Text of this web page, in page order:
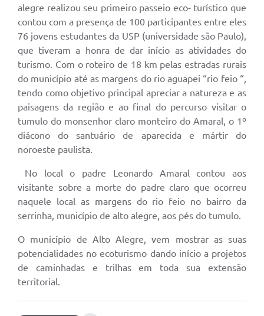
alegre realizou seu primeiro passeio eco- turístico que
contou com a presença de 100 participantes entre eles
76 jovens estudantes da USP (universidade são Paulo),
que tiveram a honra de dar início as atividades do
turismo. Com o roteiro de 18 km pelas estradas rurais
do município até as margens do rio aguapei “rio feio “,
tendo como objetivo principal apreciar a natureza e as
paisagens da região e ao final do percurso visitar o
tumulo do monsenhor claro monteiro do Amaral, o 1º
diácono do santuário de aparecida e mártir do
noroeste paulista.
No local o padre Leonardo Amaral contou aos
visitante sobre a morte do padre claro que ocorreu
naquele local as margens do rio feio no bairro da
serrinha, município de alto alegre, aos pés do tumulo.
O município de Alto Alegre, vem mostrar as suas
potencialidades no ecoturismo dando início a projetos
de caminhadas e trilhas em toda sua extensão
territorial.